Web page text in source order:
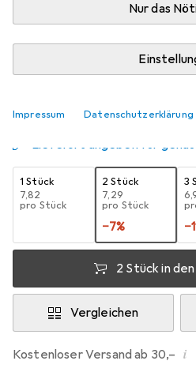
Nur das
Impressum Datenschutzerklärung
Zwischen Fr, 14.8. und Fr,
Mehr als 10 Stück an Lager
Lieferort angeben für
1 Stück
EUR
7,82
pro Stück
2 Stück
EUR
7,29
pro Stück
−7%
3
−
2 Stück in
Vergleichen
Kostenloser Versand ab 30,– i